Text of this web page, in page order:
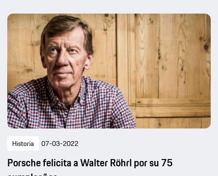
Historia 07-03-2022
Porsche felicita a Walter Röhrl por su 75